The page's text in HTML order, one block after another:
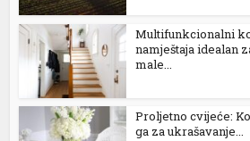
Multifunkcionalni
namještaja idealan
male...
Proljetno cvijeće:
ga za ukrašavanje...